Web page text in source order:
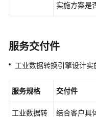
仓
库
专
实施方案是
服务交付件
工业数据转换引擎设计实
服务规格 交付件
工业数据转
结合客户具